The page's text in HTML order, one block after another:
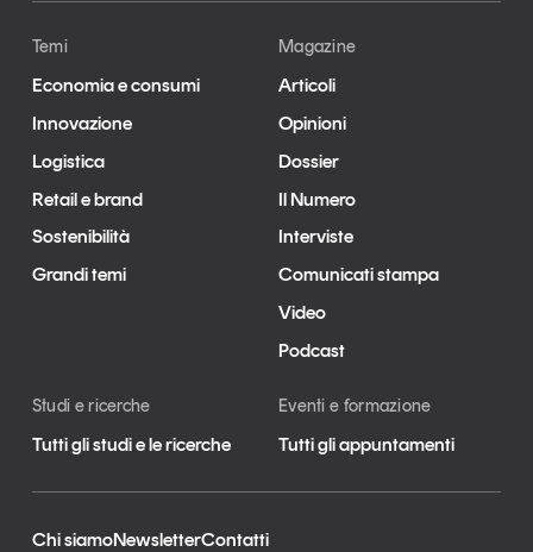
Temi
Economia e consumi
Innovazione
Logistica
Retail e brand
Sostenibilità
Grandi temi
Magazine
Articoli
Opinioni
Dossier
Il Numero
Interviste
Comunicati stampa
Video
Podcast
Studi e ricerche
Tutti gli studi e le ricerche
Eventi e formazione
Tutti gli appuntamenti
Chi siamoNewsletterContatti